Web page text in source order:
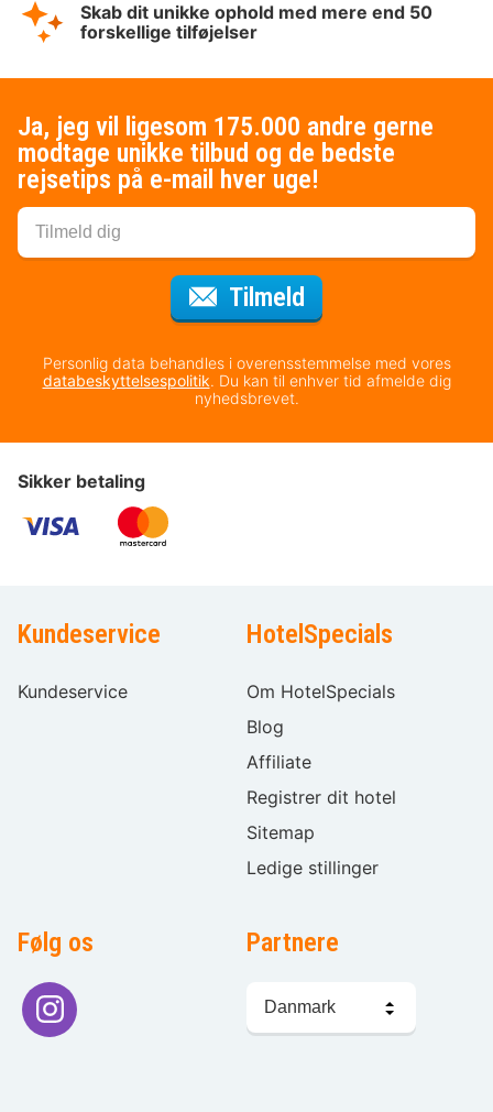
Skab dit unikke ophold med mere end 50
forskellige tilføjelser
Ja, jeg vil ligesom 175.000 andre gerne
modtage unikke tilbud og de bedste
rejsetips på e-mail hver uge!
Tilmeld
Personlig data behandles i overensstemmelse med vores
databeskyttelsespolitik. Du kan til enhver tid afmelde dig
nyhedsbrevet.
Sikker betaling
Kundeservice
Kundeservice
HotelSpecials
Om HotelSpecials
Blog
Affiliate
Registrer dit hotel
Sitemap
Ledige stillinger
Følg os Partnere